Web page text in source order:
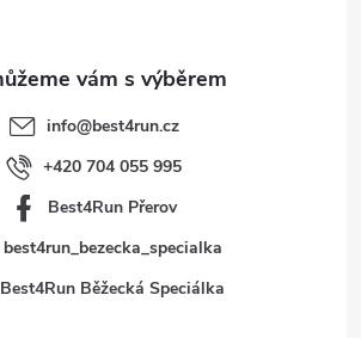
info@best4run.cz
+420 704 055 995
Best4Run Přerov
best4run_bezecka_specialka
Best4Run Běžecká Speciálka